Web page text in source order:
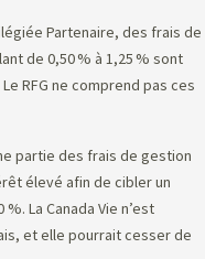
Partenaire, des frais de
de 0,50 % à 1,25 % sont
RFG ne comprend pas ces
partie des frais de gestion
élevé afin de cibler un
La Canada Vie n’est
et elle pourrait cesser de